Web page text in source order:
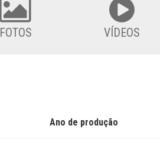
FOTOS VÍDEOS
Ano de produção